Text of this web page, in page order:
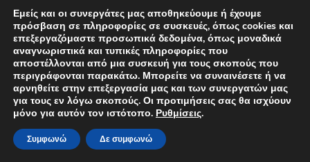
Ακολούθησέ μας στο Google News
Viber
Μπες στην ομάδα μας στο Viber!
Εμείς και οι συνεργάτες μας αποθηκεύουμε ή έχουμε
πρόσβαση σε πληροφορίες σε συσκευές, όπως cookies και
επεξεργαζόμαστε προσωπικά δεδομένα, όπως μοναδικά
αναγνωριστικά και τυπικές πληροφορίες που
αποστέλλονται από μια συσκευή για τους σκοπούς που
περιγράφονται παρακάτω. Μπορείτε να συναινέσετε ή να
αρνηθείτε στην επεξεργασία μας και των συνεργατών μας
για τους εν λόγω σκοπούς. Οι προτιμήσεις σας θα ισχύουν
μόνο για αυτόν τον ιστότοπο. Ρυθμίσεις.
Συμφωνώ Δε συμφωνώ